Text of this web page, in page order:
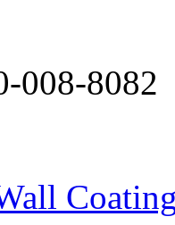
008-8082